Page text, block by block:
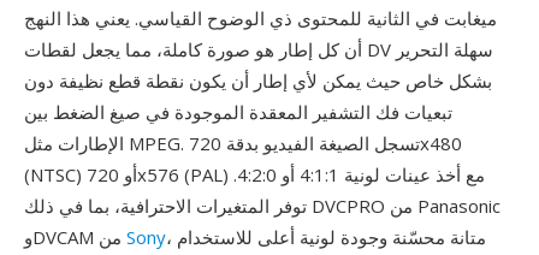
ميغابت في الثانية للمحتوى ذي الوضوح القياسي. يعني هذا النهج
أن كل إطار هو صورة كاملة، مما يجعل لقطات DV سهلة التحرير
بشكل خاص حيث يمكن لأي إطار أن يكون نقطة قطع نظيفة دون
تبعيات فك التشفير المعقدة الموجودة في صيغ الضغط بين
الإطارات مثل MPEG. تسجل الصيغة الفيديو بدقة 720x480
(NTSC) أو 720x576 (PAL) مع أخذ عينات لونية 4:1:1 أو 4:2:0.
توفر المتغيرات الاحترافية، بما في ذلك DVCPRO من Panasonic
Sony، متانة محسّنة وجودة لونية أعلى للاستخدام